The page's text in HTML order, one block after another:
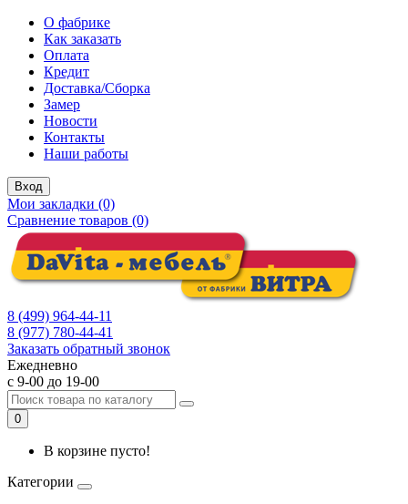
О фабрике
Как заказать
Оплата
Кредит
Доставка/Сборка
Замер
Новости
Контакты
Наши работы
Вход
Мои закладки (0)
Сравнение товаров (0)
8 (499) 964-44-11
8 (977) 780-44-41
Заказать обратный звонок
Ежедневно
с 9-00 до 19-00
0
В корзине пусто!
Категории